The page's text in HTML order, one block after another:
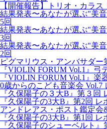
【開催報告】トリオ・カラ
結果発表〜あなたが選ぶ"美
5回
結果発表〜あなたが選ぶ"美
3回
結果発表〜あなたが選ぶ"美
2回
ピグマリウス・アンバサダ
『VIOLIN FORUM Vol.1』弓
『VIOLIN FORUM Vol.1』楽
0歳からのこども音楽会 Vol.7
『久保陽子の３大B』第３回
『久保陽子の3大B』第2回 レ
アンドレアス・ポスト鑑定会
『久保陽子の3大B』第1回 レ
『久保陽子のシューベルト』